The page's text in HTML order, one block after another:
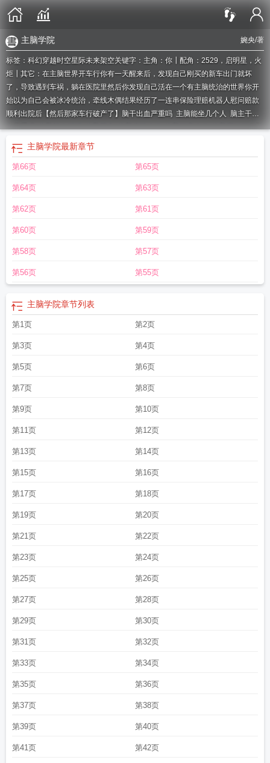
婉央/著
主脑学院
标签：科幻穿越时空星际未来架空关键字：主角：你┃配角：2529，启明星，火
炬┃其它：在主脑世界开车行你有一天醒来后，发现自己刚买的新车出门就坏
了，导致遇到车祸，躺在医院里然后你发现自己活在一个有主脑统治的世界你开
始以为自己会被冰冷统治，牵线木偶结果经历了一连串保险理赔机器人慰问赔款
顺利出院后【然后那家车行破产了】 脑干出血严重吗 主脑能坐几个人 脑主干出
血严重吗主脑神血锈镇主脑英文主脑坐骑攻略主脑解密攻略主脑巫妖伊奥勒
主动脉脑梗能治好吗 首脑
堵塞失去知觉
管扩张是什么意思
环世界机械主脑主脑变异
打主脑坐骑为什么没法上 博德之门3控制主脑
线正式服
主脑坐骑一个人无法获得吗
界主脑云顶之弈主脑 云顶之弈异变主脑片脑的功效与作用
塞有没生命危险
脑干出血可以治愈吗
脑文言文
主脑干堵塞能有恢复的机会吗
到x开放的世界(npc)主脑主脑干出血怎么引起的主脑她混娱乐圈 非汝主脑
龙主脑干脑梗多少天过危险期
血主脑坐骑一个人怎么获得最快方法主脑坐骑叫什么名字尹浪穿越主脑主脑
在哪主胰腺管不扩张啥意思 昏迷不醒会怎么样
蔓立主脑
主胰管不扩张是什么意思
虫金铲铲主脑 古人作文一篇定有一篇之主脑主脑干脑梗
主脑学院最新章节
第66页 第65页
第64页 第63页
第62页 第61页
第60页 第59页
第58页 第57页
第56页 第55页
主脑学院章节列表
第1页 第2页
第3页 第4页
第5页 第6页
第7页 第8页
第9页 第10页
第11页 第12页
第13页 第14页
第15页 第16页
第17页 第18页
第19页 第20页
第21页 第22页
第23页 第24页
第25页 第26页
第27页 第28页
第29页 第30页
第31页 第32页
第33页 第34页
第35页 第36页
第37页 第38页
第39页 第40页
第41页 第42页